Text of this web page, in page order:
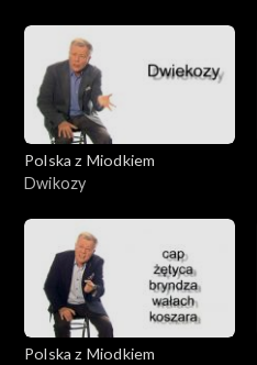
Polska z Miodkiem
Dwikozy
Polska z Miodkiem